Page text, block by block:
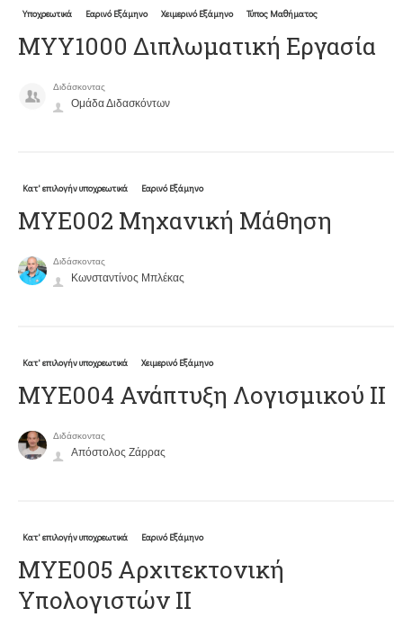
Υποχρεωτικά Εαρινό Εξάμηνο Χειμερινό Εξάμηνο Τύπος Μαθήματος
ΜΥΥ1000 Διπλωματική Εργασία
Διδάσκοντας
Ομάδα Διδασκόντων
Κατ' επιλογήν υποχρεωτικά Εαρινό Εξάμηνο
ΜΥΕ002 Μηχανική Μάθηση
Διδάσκοντας
Κωνσταντίνος Μπλέκας
Κατ' επιλογήν υποχρεωτικά Χειμερινό Εξάμηνο
ΜΥΕ004 Ανάπτυξη Λογισμικού ΙΙ
Διδάσκοντας
Απόστολος Ζάρρας
Κατ' επιλογήν υποχρεωτικά Εαρινό Εξάμηνο
ΜΥΕ005 Αρχιτεκτονική
Υπολογιστών ΙΙ